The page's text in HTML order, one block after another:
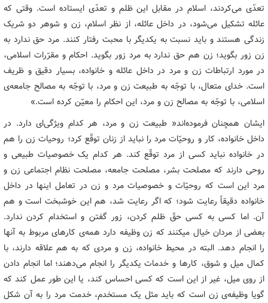
تعدّی می‌کردند، اسلام در مقابل این ظلم و تعدّی ایستاده است. وقتی که
عائله تشکیل می‌شود، در داخل عائله، از نظر اسلام، زن و شوهر دو شریک
زندگی هستند و باید نسبت به یکدیگر با محبت رفتار کنند. مرد حق ندارد به
زن زور بگوید؛ زن هم حق ندارد به مرد زور بگوید. احکام و مقرّرات اسلامی،
در مورد ارتباطات زن و مرد در داخل عائله و خانواده، بسیار دقیق و ظریف
است. خدای متعال، با توجّه به طبیعت زن و مرد، با توجّه به مصالح جامعه‌ی
اسلامی، با توجّه به مصالح زن و مرد، این احکام را معیّن کرده است.»
ایشان همچنان فرموده‌اند« طبیعت زن و مرد، هر کدام ویژگی‌ای دارد. در
داخل خانواده، کار و روحیّات مرد را نباید از زنان توقّع کرد؛ روحیات زن را هم
در خانواده نباید کسی از مرد توقّع کند. هر کدام یک خصوصیات طبیعی و
روحی دارند که مصلحت بشر، مصلحت جامعه، مصلحت نظام اجتماعی زن و
مرد این است که روحیّات و خصوصیات مرد و زن در تعامل اینها در داخل
خانواده دقیقاً رعایت شود؛ که اگر رعایت شد، هم این خوشبخت است و هم
آن. اما کسی به کسی حقّ ظلم کردن، زور گفتن و استخدام کردن ندارد.
بعضی از مردان خیال میکنند که زن وظیفه دارد همه‌ی کارهای مربوط به آنها
را انجام دهد. البته در محیط خانواده، زن و مردی که به هم علاقه دارند، با
کمال میل و شوق، کارها و خدمات یکدیگر را انجام می‌دهند؛ اما انجام دادن
از روی میل، غیر از این است که کسی احساس کند، یا این طور عمل کند که
گویا وظیفه‌ی زن است که باید مثل یک مستخدم، خدمت مرد را به آن شکل